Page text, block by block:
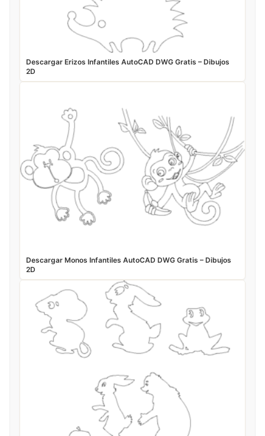
Descargar Erizos Infantiles AutoCAD DWG Gratis – Dibujos
2D
Descargar Monos Infantiles AutoCAD DWG Gratis – Dibujos
2D